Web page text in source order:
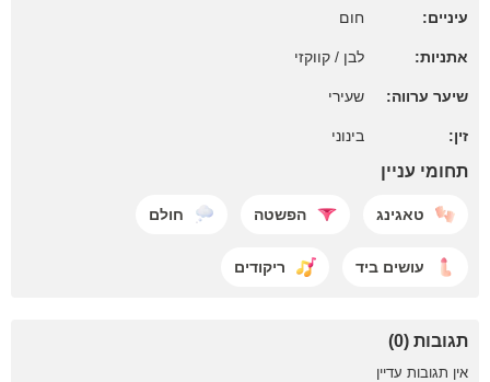
עיניים: חום
אתניות: לבן / קווקזי
שיער ערווה: שעירי
זין: בינוני
תחומי עניין
טאגינג הפשטה חולם
עושים ביד ריקודים
תגובות (0)
אין תגובות עדיין